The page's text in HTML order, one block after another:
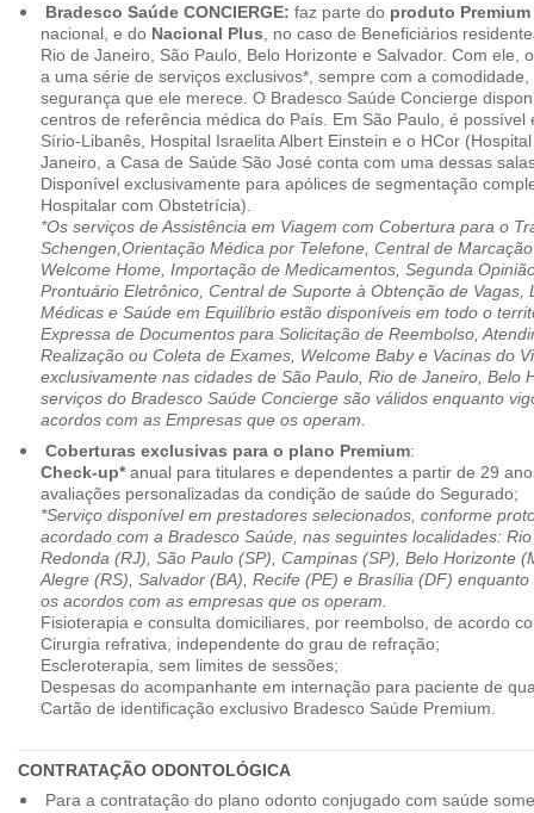
Bradesco Saúde CONCIERGE: faz parte do produto Premium
nacional, e do Nacional Plus , no caso de Beneficiários
Rio de Janeiro, São Paulo, Belo Horizonte e Salvador. Com ele,
a uma série de serviços exclusivos*, sempre com a
segurança que ele merece. O Bradesco Saúde Concierge
centros de referência médica do País. Em São Paulo, é possível
Sírio-Libanês, Hospital Israelita Albert Einstein e o HCor
Janeiro, a Casa de Saúde São José conta com uma dessas
Disponível exclusivamente para apólices de segmentação
Hospitalar com Obstetrícia).
*Os serviços de Assistência em Viagem com Cobertura para o
Schengen,Orientação Médica por Telefone, Central de
Welcome Home, Importação de Medicamentos, Segunda
Prontuário Eletrônico, Central de Suporte à Obtenção de Vagas,
Médicas e Saúde em Equilíbrio estão disponíveis em todo o
Expressa de Documentos para Solicitação de Reembolso,
Realização ou Coleta de Exames, Welcome Baby e Vacinas do
exclusivamente nas cidades de São Paulo, Rio de Janeiro, Belo
serviços do Bradesco Saúde Concierge são válidos enquanto
acordos com as Empresas que os operam.
Coberturas exclusivas para o plano Premium:
Check-up*anual para titulares e dependentes a partir de 29
avaliações personalizadas da condição de saúde do Segurado;
*Serviço disponível em prestadores selecionados, conforme
acordado com a Bradesco Saúde, nas seguintes localidades:
Redonda (RJ), São Paulo (SP), Campinas (SP), Belo Horizonte
Alegre (RS), Salvador (BA), Recife (PE) e Brasília (DF)
os acordos com as empresas que os operam.
Fisioterapia e consulta domiciliares, por reembolso, de acordo
Cirurgia refrativa, independente do grau de refração;
Escleroterapia, sem limites de sessões;
Despesas do acompanhante em internação para paciente de
Cartão de identificação exclusivo Bradesco Saúde Premium.
CONTRATAÇÃO ODONTOLÓGICA
Para a contratação do plano odonto conjugado com saúde